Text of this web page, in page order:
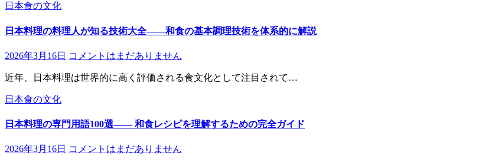
日本食の文化
日本料理の料理人が知る技術大全――和食の基本調理技術を体系的に解説
2026年3月16日 コメントはまだありません
近年、日本料理は世界的に高く評価される食文化として注目されて…
日本食の文化
日本料理の専門用語100選―― 和食レシピを理解するための完全ガイド
2026年3月16日 コメントはまだありません